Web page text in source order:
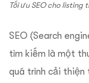
Tối ưu SEO cho listing
SEO (Search
tìm kiếm là một
quá trình cải thiện